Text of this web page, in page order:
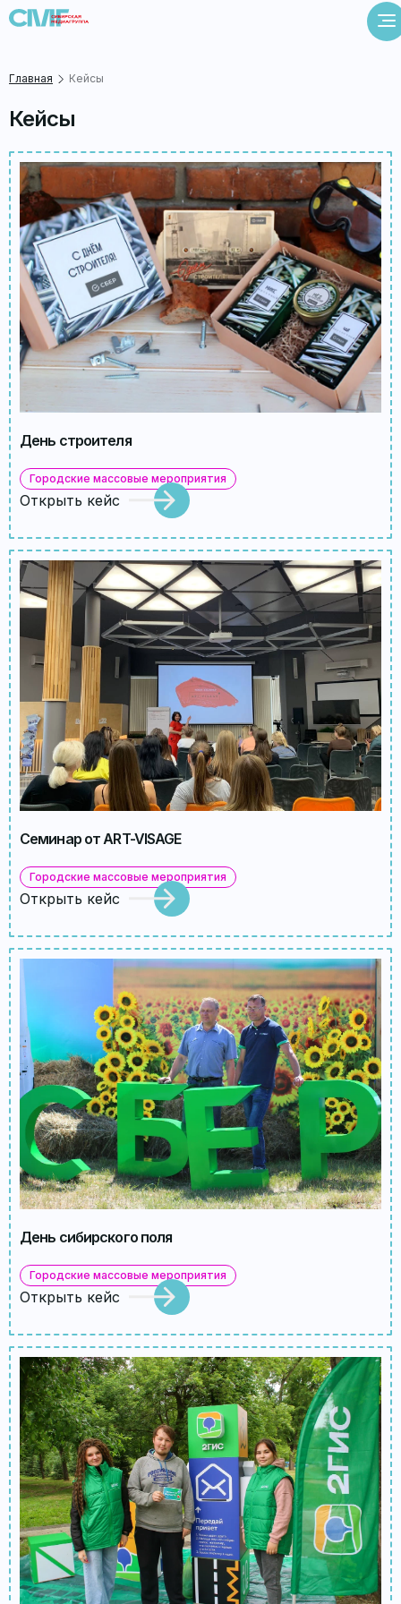
Главная Кейсы
Кейсы
День строителя
Городские массовые мероприятия
Открыть кейс
Семинар от ART-VISAGE
Городские массовые мероприятия
Открыть кейс
День сибирского поля
Городские массовые мероприятия
Открыть кейс